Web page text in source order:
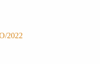
2022